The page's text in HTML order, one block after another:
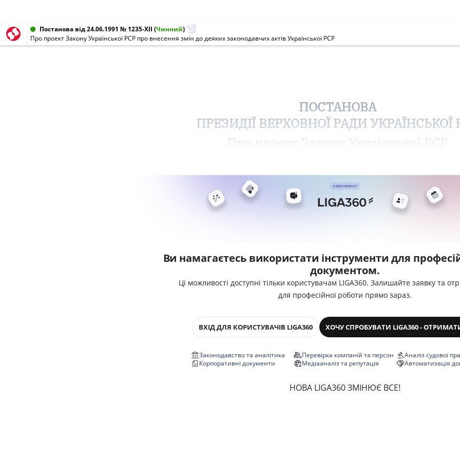
Постанова від 24.06.1991 № 1235-XII (Чинний)
Про проект Закону Української РСР про внесення змін до деяких законодавчих актів Української РСР
ПОСТАНОВА
ПРЕЗИДІЇ ВЕРХОВНОЇ РАДИ УКРАЇНСЬКОЇ
Ви намагаєтесь використати інструменти для
документом.
Ці можливості доступні тільки користувачам LIGA360. Залишайте заявку та
для професійної роботи прямо зараз.
ВХІД ДЛЯ КОРИСТУВАЧІВ LIGA360 ХОЧУ СПРОБУВАТИ LIGA360 -
Законодавство та аналітика
Корпоративні документи
Перевірка компаній та персон
Медіааналіз та репутація
Аналіз судової
Автоматизація
НОВА LIGA360 ЗМІНЮЄ ВСЕ!